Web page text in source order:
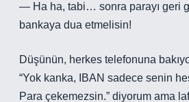
— Ha ha, tabi… sonra parayı geri
bankaya dua etmelisin!
Düşünün, herkes telefonuna
“Yok kanka, IBAN sadece senin
Para çekemezsin.” diyorum ama